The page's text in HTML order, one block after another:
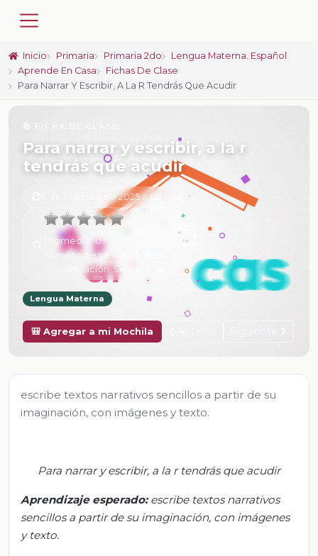
Inicio Primaria Primaria 2do
Lengua Materna. Español
Aprende En Casa
Fichas De Clase
Para Narrar Y Escribir, A La R Tendrás Que Acudir
Para narrar y escribir, a la r
tendrás que acudir
6 de Febrero de 2025 a las 15:14
Promedio:0
Número de valoraciones:
Tu calificación:Sin calificar
Lengua Materna
🎒 Agregar a mi Mochila
escribe textos narrativos sencillos a partir de su
imaginación, con imágenes y texto.
Para narrar y escribir, a la r tendrás que acudir
Aprendizaje esperado:escribe textos narrativos
sencillos a partir de su imaginación, con imágenes
y texto.